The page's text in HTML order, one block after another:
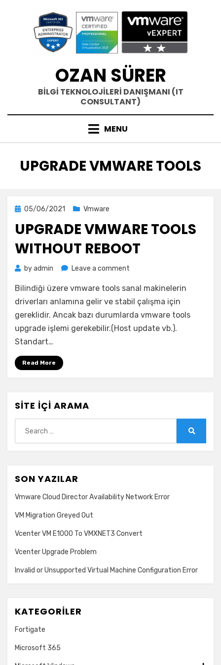
OZAN SÜRER
BİLGİ TEKNOLOJİLERİ DANIŞMANI (IT
CONSULTANT)
MENU
ETIKET
:
UPGRADE VMWARE TOOLS
Posted
05/06/2021 Vmware
UPGRADE VMWARE TOOLS
WITHOUT REBOOT
byadmin Leave a comment
VMWARE
TOOLS
WITHOUT
Bilindiği üzere vmware tools sanal makinelerin
driverları anlamına gelir ve stabil çalışma için
gereklidir. Ancak bazı durumlarda vmware tools
upgrade işlemi gerekebilir.(Host update vb.).
Standart…
Read More
SITE İÇI ARAMA
for:
SON YAZILAR
Vmware Cloud Director Availability Network Error
VM Migration Greyed Out
Vcenter VM E1000 To VMXNET3 Convert
Vcenter Upgrade Problem
Invalid or Unsupported Virtual Machine Configuration Error
KATEGORILER
Fortigate
Microsoft 365